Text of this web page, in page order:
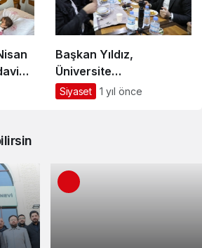
Başkan Yıldız,
Üniversite
Öğrencileriyle İftarda
Siyaset 1 yıl önce